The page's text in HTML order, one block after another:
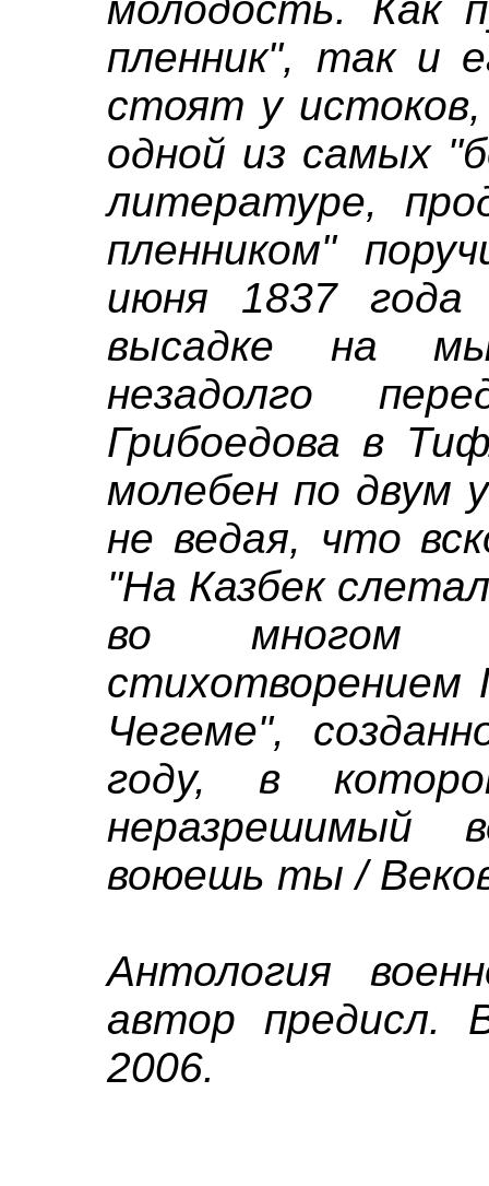
пленник", так и
стоят у истоков,
одной из самых
литературе,
пленником"
июня 1837
высадке на
незадолго
Грибоедова в
молебен по двум
не ведая, что
"На Казбек
во многом
стихотворением
Чегеме",
году, в
неразрешимый
воюешь ты /
Антология
автор предисл.
2006.